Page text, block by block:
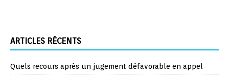
ARTICLES RÉCENTS
Quels recours après un jugement défavorable en appel